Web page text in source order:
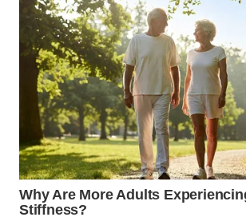
WN
NATUNA
WN
BINTAN
WN
MANDALIKA
WN
LIKUPANG